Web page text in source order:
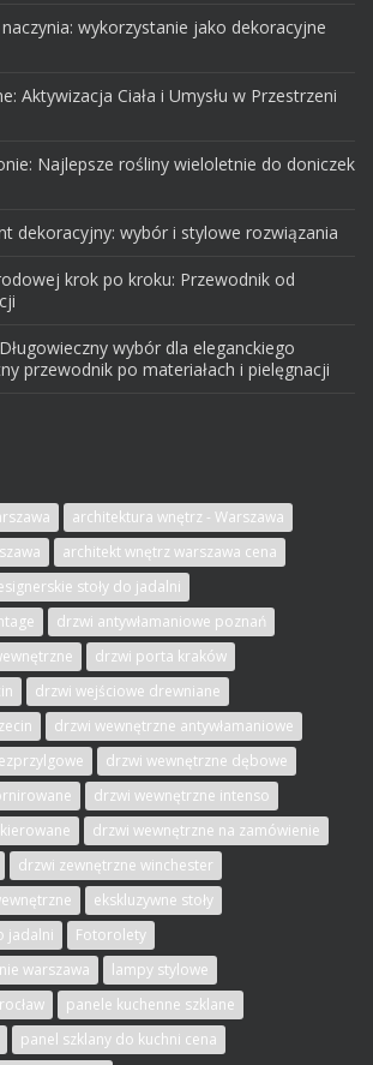
wykorzystanie jako dekoracyjne
Aktywizacja Ciała i Umysłu w Przestrzeni
Najlepsze rośliny wieloletnie do doniczek
dekoracyjny: wybór i stylowe rozwiązania
krok po kroku: Przewodnik od
wybór dla eleganckiego
przewodnik po materiałach i pielęgnacji
architektura wnętrz - Warszawa
architekt wnętrz warszawa cena
stoły do jadalni
drzwi antywłamaniowe poznań
drzwi porta kraków
drzwi wejściowe drewniane
drzwi wewnętrzne antywłamaniowe
drzwi wewnętrzne dębowe
drzwi wewnętrzne intenso
drzwi wewnętrzne na zamówienie
drzwi zewnętrzne winchester
ekskluzywne stoły
jadalni
Fotorolety
warszawa
lampy stylowe
panele kuchenne szklane
panel szklany do kuchni cena